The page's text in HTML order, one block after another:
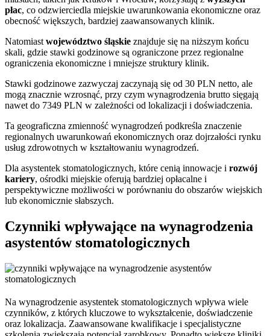
płac, co odzwierciedla miejskie uwarunkowania ekonomiczne oraz
obecność większych, bardziej zaawansowanych klinik.
Natomiast województwo śląskie znajduje się na niższym końcu
skali, gdzie stawki godzinowe są ograniczone przez regionalne
ograniczenia ekonomiczne i mniejsze struktury klinik.
Stawki godzinowe zazwyczaj zaczynają się od 30 PLN netto, ale
mogą znacznie wzrosnąć, przy czym wynagrodzenia brutto sięgają
nawet do 7349 PLN w zależności od lokalizacji i doświadczenia.
Ta geograficzna zmienność wynagrodzeń podkreśla znaczenie
regionalnych uwarunkowań ekonomicznych oraz dojrzałości rynku
usług zdrowotnych w kształtowaniu wynagrodzeń.
Dla asystentek stomatologicznych, które cenią innowacje i rozwój
kariery, ośrodki miejskie oferują bardziej opłacalne i
perspektywiczne możliwości w porównaniu do obszarów wiejskich
lub ekonomicznie słabszych.
Czynniki wpływające na wynagrodzenia
asystentów stomatologicznych
Na wynagrodzenie asystentek stomatologicznych wpływa wiele
czynników, z których kluczowe to wykształcenie, doświadczenie
oraz lokalizacja. Zaawansowane kwalifikacje i specjalistyczne